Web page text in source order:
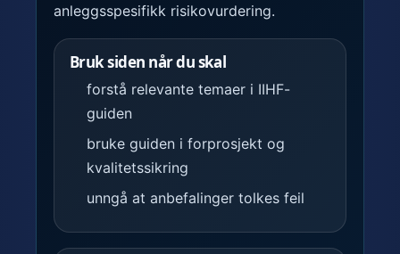
anleggsspesifikk risikovurdering.
Bruk siden når du skal
forstå relevante temaer i IIHF-
guiden
bruke guiden i forprosjekt og
kvalitetssikring
unngå at anbefalinger tolkes feil